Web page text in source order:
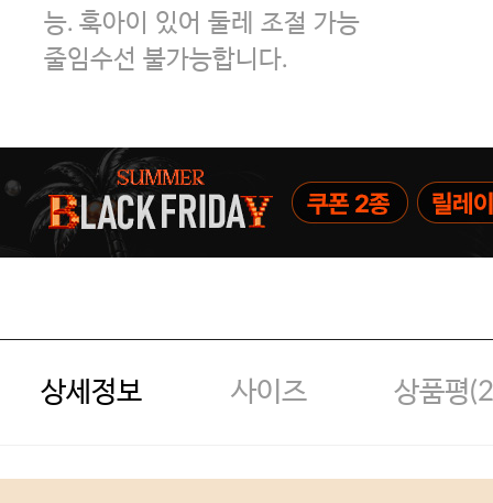
능. 훅아이 있어 둘레 조절 가능
줄임수선 불가능합니다.
상세정보 사이즈 상품평(2